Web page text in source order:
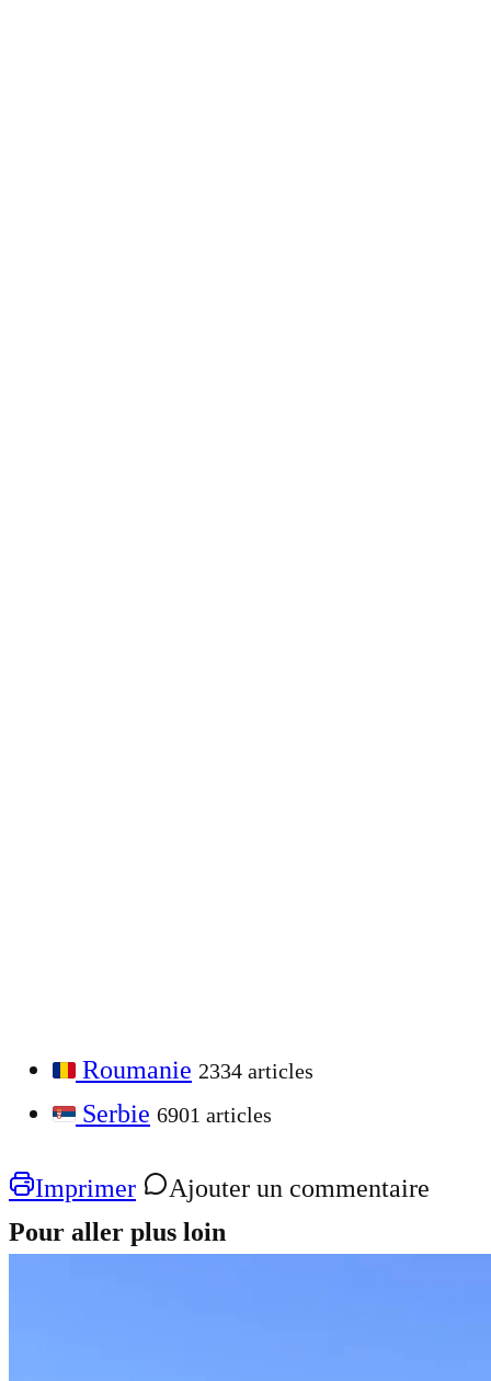
Roumanie 2334 articles
Serbie 6901 articles
Imprimer
Ajouter un commentaire
Pour aller plus loin